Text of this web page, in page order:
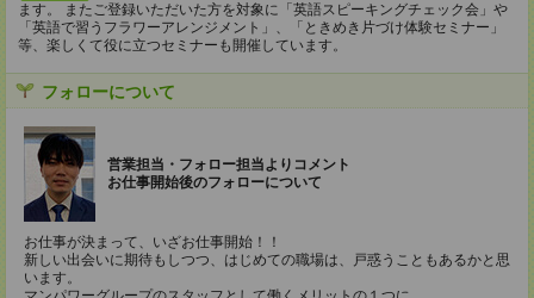
ます。 またご登録いただいた方を対象に「英語スピーキングチェック会」や
「英語で習うフラワーアレンジメント」、「ときめき片づけ体験セミナー」
等、楽しくて役に立つセミナーも開催しています。
フォローについて
営業担当・フォロー担当よりコメント
お仕事開始後のフォローについて
お仕事が決まって、いざお仕事開始！！
新しい出会いに期待もしつつ、はじめての職場は、戸惑うこともあるかと思
います。